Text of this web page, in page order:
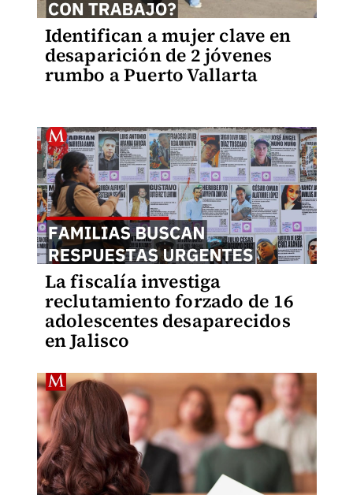
Identifican a mujer clave en
desaparición de 2 jóvenes
rumbo a Puerto Vallarta
La fiscalía investiga
reclutamiento forzado de 16
adolescentes desaparecidos
en Jalisco